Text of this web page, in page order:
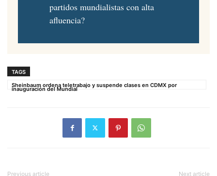
partidos mundialistas con alta
afluencia?
TAGS
Sheinbaum ordena teletrabajo y suspende clases en CDMX por
inauguración del Mundial
Previous article Next article